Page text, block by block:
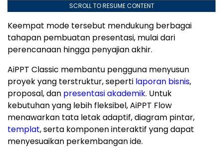
SCROLL TO RESUME CONTENT
Keempat mode tersebut mendukung berbagai
tahapan pembuatan presentasi, mulai dari
perencanaan hingga penyajian akhir.
AiPPT Classic membantu pengguna menyusun
proyek yang terstruktur, seperti laporan bisnis,
proposal, dan presentasi akademik. Untuk
kebutuhan yang lebih fleksibel, AiPPT Flow
menawarkan tata letak adaptif, diagram pintar,
templat, serta komponen interaktif yang dapat
menyesuaikan perkembangan ide.